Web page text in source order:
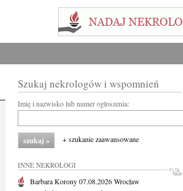
Szukaj nekrologów i wspomnień
Imię i nazwisko lub numer ogłoszenia:
+ szukanie zaawansowane
INNE NEKROLOGI
Barbara Korony07.08.2026Wrocław